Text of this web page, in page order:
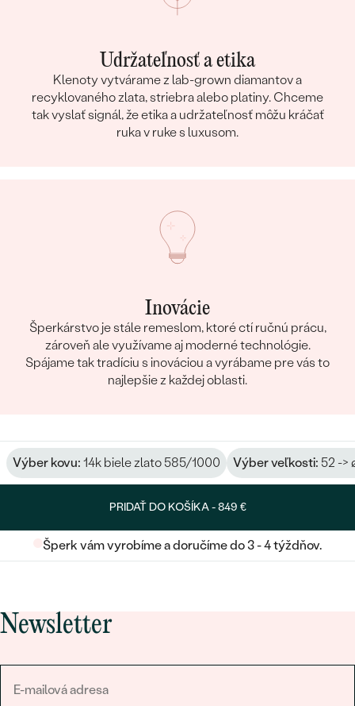
Udržateľnosť a etika
Klenoty vytvárame z lab-grown diamantov a
recyklovaného zlata, striebra alebo platiny. Chceme
tak vyslať signál, že etika a udržateľnosť môžu kráčať
ruka v ruke s luxusom.
Inovácie
Šperkárstvo je stále remeslom, ktoré ctí ručnú prácu,
zároveň ale využívame aj moderné technológie.
Spájame tak tradíciu s inováciou a vyrábame pre vás to
najlepšie z každej oblasti.
Výber kovu: 14k biele zlato 585/1000 Výber veľkosti: 52 ->
PRIDAŤ DO KOŠÍKA -849 €
Šperk vám vyrobíme a doručíme do 3 - 4 týždňov.
Newsletter